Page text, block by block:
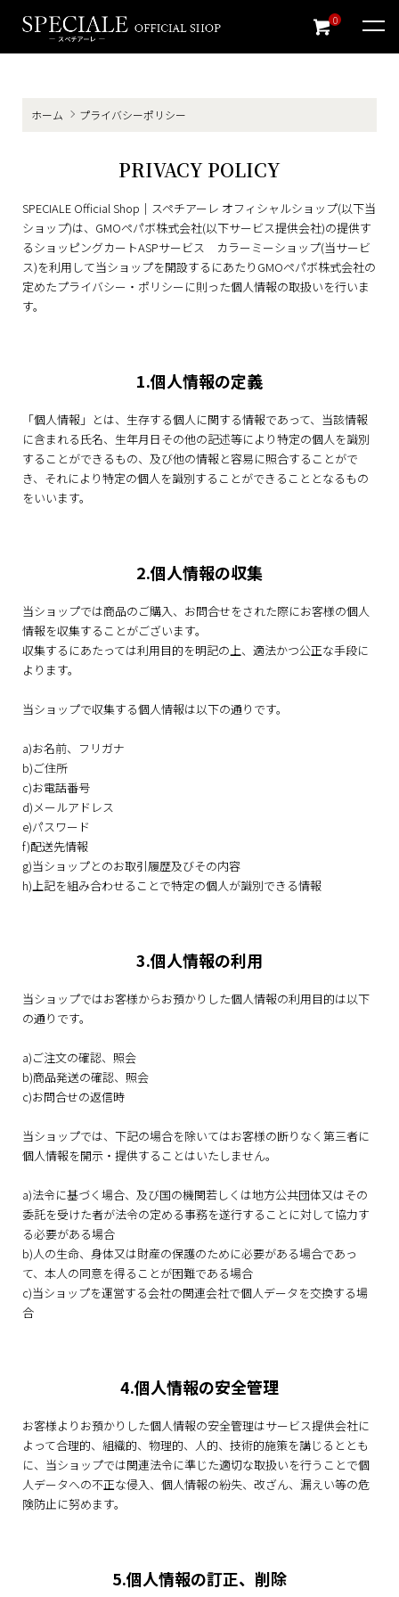
0
ホーム プライバシーポリシー
PRIVACY POLICY
SPECIALE Official Shop｜スペチアーレ オフィシャルショップ(以下当
ショップ)は、 GMOペパボ株式会社(以下サービス提供会社)の提供す
るショッピングカートASPサービス
カラーミーショップ(当サービ
ス)を利用して当ショップを開設するにあたりGMOペパボ株式会社の
定めたプライバシー・ポリシーに則った個人情報の取扱いを行いま
す。
1.個人情報の定義
「個人情報」とは、生存する個人に関する情報であって、当該情報
に含まれる氏名、生年月日その他の記述等により特定の個人を識別
することができるもの、及び他の情報と容易に照合することがで
き、それにより特定の個人を識別することができることとなるもの
をいいます。
2.個人情報の収集
当ショップでは商品のご購入、お問合せをされた際にお客様の個人
情報を収集することがございます。
収集するにあたっては利用目的を明記の上、適法かつ公正な手段に
よります。
当ショップで収集する個人情報は以下の通りです。
a)お名前、フリガナ
b)ご住所
c)お電話番号
d)メールアドレス
e)パスワード
f)配送先情報
g)当ショップとのお取引履歴及びその内容
h)上記を組み合わせることで特定の個人が識別できる情報
3.個人情報の利用
当ショップではお客様からお預かりした個人情報の利用目的は以下
の通りです。
a)ご注文の確認、照会
b)商品発送の確認、照会
c)お問合せの返信時
当ショップでは、下記の場合を除いてはお客様の断りなく第三者に
個人情報を開示・提供することはいたしません。
a)法令に基づく場合、及び国の機関若しくは地方公共団体又はその
委託を受けた者が法令の定める事務を遂行することに対して協力す
る必要がある場合
b)人の生命、身体又は財産の保護のために必要がある場合であっ
て、本人の同意を得ることが困難である場合
c)当ショップを運営する会社の関連会社で個人データを交換する場
合
4.個人情報の安全管理
お客様よりお預かりした個人情報の安全管理はサービス提供会社に
よって合理的、組織的、物理的、人的、技術的施策を講じるととも
に、当ショップでは関連法令に準じた適切な取扱いを行うことで個
人データへの不正な侵入、個人情報の紛失、改ざん、漏えい等の危
険防止に努めます。
5.個人情報の訂正、削除